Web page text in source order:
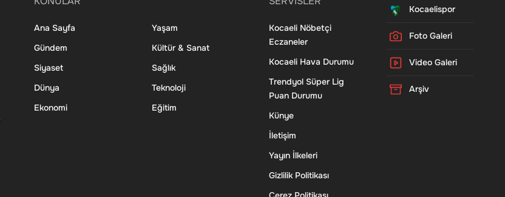
Ana Sayfa
Gündem
Siyaset
Dünya
Ekonomi
Yaşam
Kültür & Sanat
Sağlık
Teknoloji
Eğitim
Kocaeli Nöbetçi
Eczaneler
Kocaeli Hava Durumu
Trendyol Süper Lig
Puan Durumu
Künye
İletişim
Yayın İlkeleri
Gizlilik Politikası
Kocaelispor
Foto Galeri
Video Galeri
Arşiv